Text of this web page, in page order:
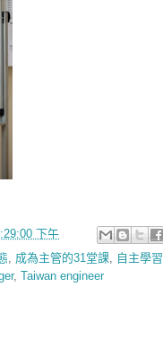
下午
成為主管的31堂課 自主學習
, Taiwan engineer